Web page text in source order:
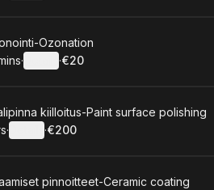
Ozonation
:
· ·
.Price
€20
kiilloitus-Paint surface polishing
:
· ·
.Price
€200
pinnoitteet-Ceramic coating